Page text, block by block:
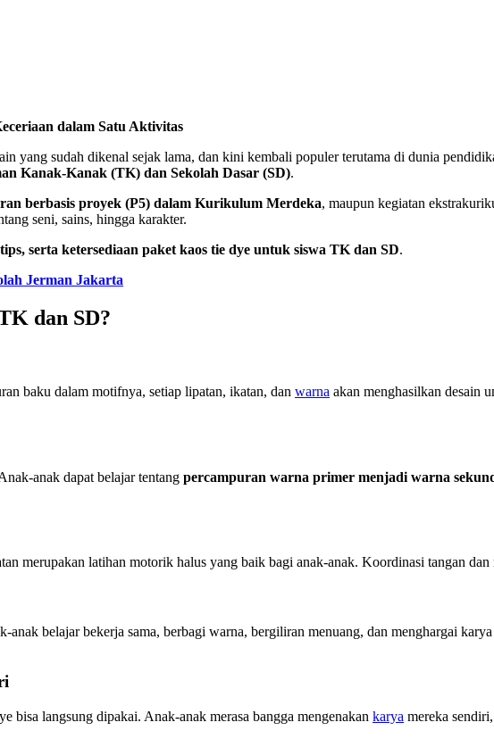
dalam Satu Aktivitas
yang sudah dikenal sejak lama, dan kini kembali populer terutama di dunia
Kanak-Kanak (TK) dan Sekolah Dasar (SD).
berbasis proyek (P5) dalam Kurikulum Merdeka, maupun kegiatan
seni, sains, hingga karakter.
serta ketersediaan paket kaos tie dye untuk siswa TK dan SD.
Jerman Jakarta
dan SD?
baku dalam motifnya, setiap lipatan, ikatan, dan warna akan menghasilkan desain
anak dapat belajar tentang percampuran warna primer menjadi warna
merupakan latihan motorik halus yang baik bagi anak-anak. Koordinasi tangan dan
belajar bekerja sama, berbagi warna, bergiliran menuang, dan menghargai
bisa langsung dipakai. Anak-anak merasa bangga mengenakan karya mereka